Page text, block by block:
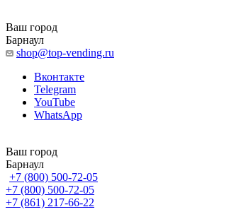
Ваш город
Барнаул
shop@top-vending.ru
Вконтакте
Telegram
YouTube
WhatsApp
Ваш город
Барнаул
+7 (800) 500-72-05
+7 (800) 500-72-05
+7 (861) 217-66-22